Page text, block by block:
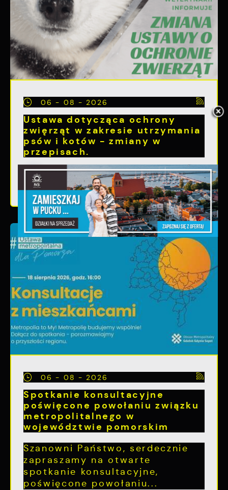
06 - 08 - 2026
Ustawa dotycząca ochrony
zwięrząt w zakresie utrzymania
psów i kotów - zmiany w
przepisach.
06 - 08 - 2026
Spotkanie konsultacyjne
poświęcone powołaniu związku
metropolitalnego w
województwie pomorskim
Szanowni Państwo, serdecznie
zapraszamy na otwarte
spotkanie konsultacyjne,
poświęcone powołaniu...